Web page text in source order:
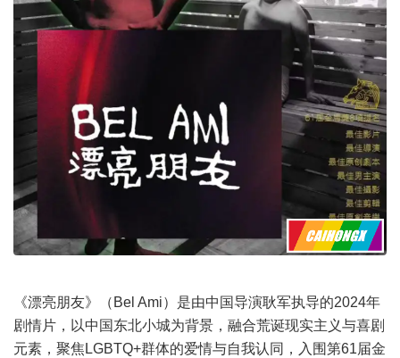
《漂亮朋友》（Bel Ami）是由中国导演耿军执导的2024年
剧情片，以中国东北小城为背景，融合荒诞现实主义与喜剧
元素，聚焦LGBTQ+群体的爱情与自我认同，入围第61届金